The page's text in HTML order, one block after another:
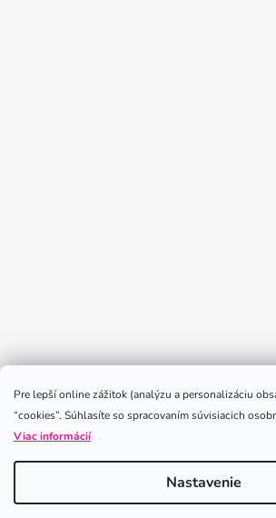
Pre lepší online zážitok (analýzu a personalizáciu
“cookies”. Súhlasíte so spracovaním súvisiacich
Viac informácií
Nastavenie
Sledovať na